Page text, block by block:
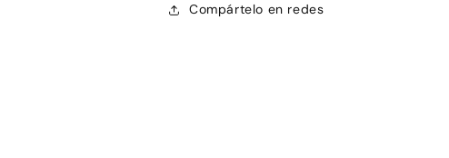
Compártelo en redes
Crédito sujeto a aprobación.